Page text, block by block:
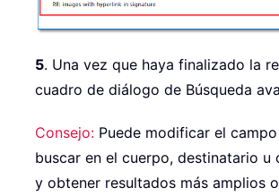
5. Una vez que haya finalizado la
cuadro de diálogo de Búsqueda
Consejo: Puede modificar el campo
buscar en el cuerpo, destinatario u
y obtener resultados más amplios